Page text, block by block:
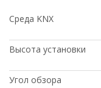
Среда KNX
Высота установки
Угол обзора